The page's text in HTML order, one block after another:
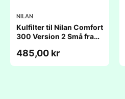
NILAN
Kulfilter til Nilan Comfort
300 Version 2 Små fra
(210x445x48mm)
485,00 kr